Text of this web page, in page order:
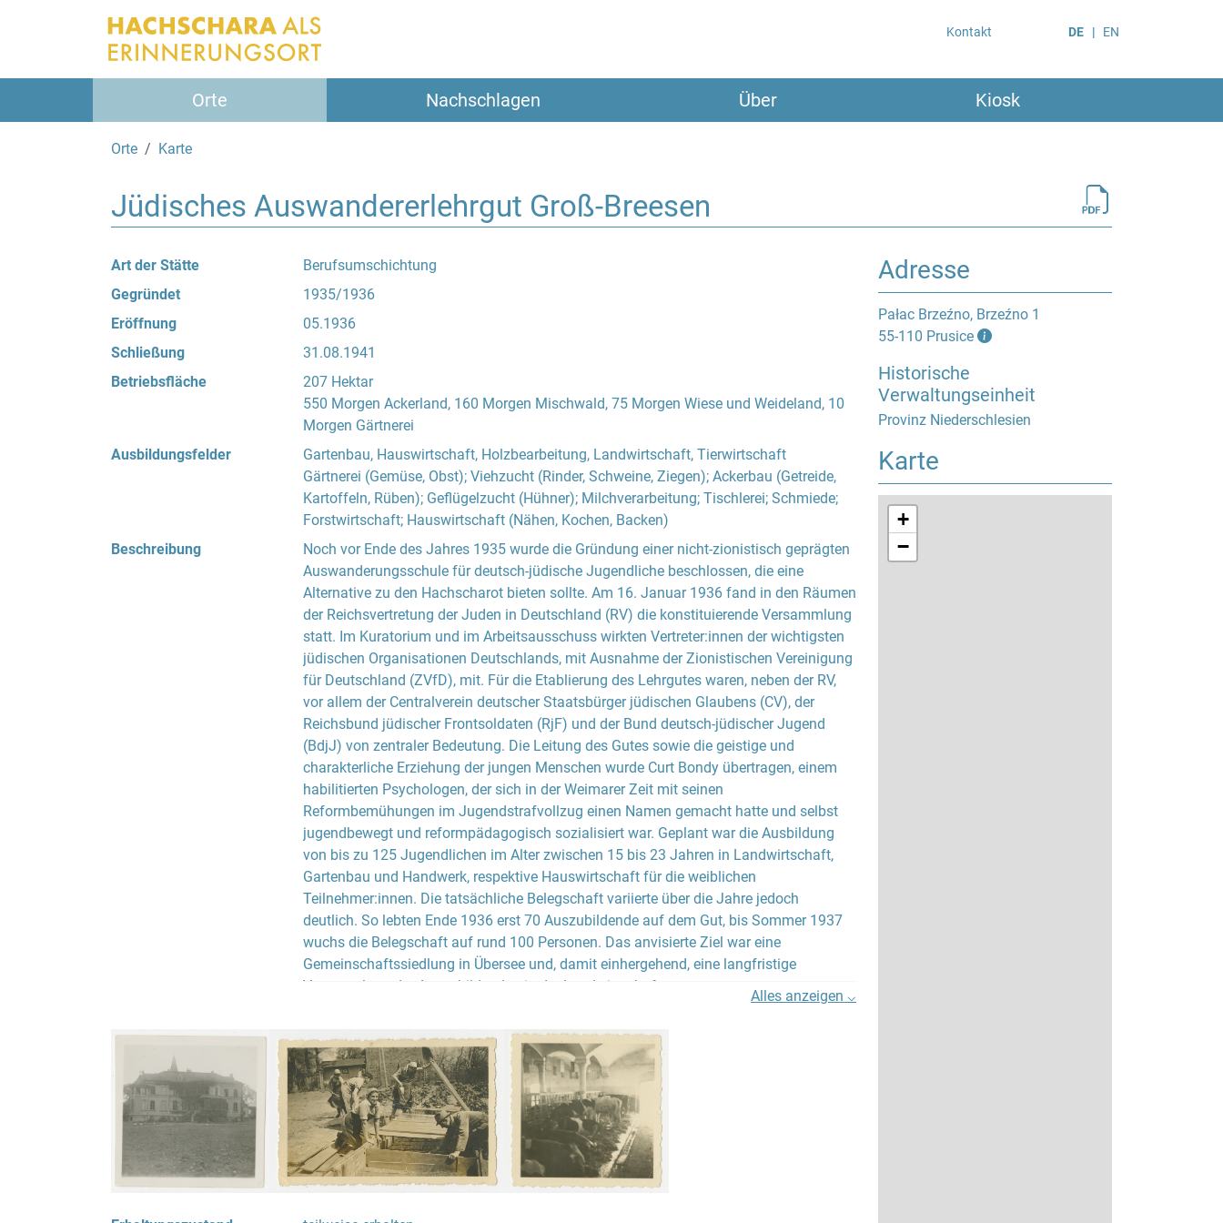
Kontakt DE EN
Orte Nachschlagen Über Kiosk
Orte Karte
Jüdisches Auswandererlehrgut Groß-Breesen
Art der Stätte
Berufsumschichtung
Gegründet
1935/1936
Eröffnung
05.1936
Schließung
31.08.1941
Betriebsfläche
207 Hektar
550 Morgen Ackerland, 160 Morgen Mischwald, 75 Morgen Wiese und Weideland, 10
Morgen Gärtnerei
Ausbildungsfelder
Gartenbau, Hauswirtschaft, Holzbearbeitung, Landwirtschaft, Tierwirtschaft
Gärtnerei (Gemüse, Obst); Viehzucht (Rinder, Schweine, Ziegen); Ackerbau (Getreide,
Kartoffeln, Rüben); Geflügelzucht (Hühner); Milchverarbeitung; Tischlerei; Schmiede;
Forstwirtschaft; Hauswirtschaft (Nähen, Kochen, Backen)
Beschreibung
Noch vor Ende des Jahres 1935 wurde die Gründung einer nicht-zionistisch geprägten
Auswanderungsschule für deutsch-jüdische Jugendliche beschlossen, die eine
Alternative zu den Hachscharot bieten sollte. Am 16. Januar 1936 fand in den Räumen
der Reichsvertretung der Juden in Deutschland (RV) die konstituierende Versammlung
statt. Im Kuratorium und im Arbeitsausschuss wirkten Vertreter:innen der wichtigsten
jüdischen Organisationen Deutschlands, mit Ausnahme der Zionistischen Vereinigung
für Deutschland (ZVfD), mit. Für die Etablierung des Lehrgutes waren, neben der RV,
vor allem der Centralverein deutscher Staatsbürger jüdischen Glaubens (CV), der
Reichsbund jüdischer Frontsoldaten (RjF) und der Bund deutsch-jüdischer Jugend
(BdjJ) von zentraler Bedeutung. Die Leitung des Gutes sowie die geistige und
charakterliche Erziehung der jungen Menschen wurde Curt Bondy übertragen, einem
habilitierten Psychologen, der sich in der Weimarer Zeit mit seinen
Reformbemühungen im Jugendstrafvollzug einen Namen gemacht hatte und selbst
jugendbewegt und reformpädagogisch sozialisiert war. Geplant war die Ausbildung
von bis zu 125 Jugendlichen im Alter zwischen 15 bis 23 Jahren in Landwirtschaft,
Gartenbau und Handwerk, respektive Hauswirtschaft für die weiblichen
Teilnehmer:innen. Die tatsächliche Belegschaft variierte über die Jahre jedoch
deutlich. So lebten Ende 1936 erst 70 Auszubildende auf dem Gut, bis Sommer 1937
wuchs die Belegschaft auf rund 100 Personen. Das anvisierte Ziel war eine
Gemeinschaftssiedlung in Übersee und, damit einhergehend, eine langfristige
Verwurzelung der Auszubildenden in der Landwirtschaft.
Nach langer Suche und in Ermangelung besserer Alternativen pachtete die RV im April
1936 das Gut Groß-Breesen im ehemaligen Niederschlesien, rund 30 Kilometer
nördlich von Breslau. Dieses war im Besitz der polnisch-jüdischen Familie Rohr, die
1933 nach Polen geflohen war. Schon in den Jahren 1930/31 war das Gut vom
Hechaluz für die Hachschara genutzt worden. Anfang Mai 1936 trafen die ersten
Auszubildenden auf dem Lehrgut ein. Das Gut umfasste ein herrschaftliches
Herrenhaus, das „Schloss“ genannt, in dem die Auszubildenden und der Lehrstab
untergebracht waren. Umgeben war dies von einem weit angelegten Park, einem
Alles anzeigen ⌵
Adresse
Pałac Brzeźno, Brzeźno 1
55-110 Prusice
Historische
Verwaltungseinheit
Provinz Niederschlesien
Karte
+
−